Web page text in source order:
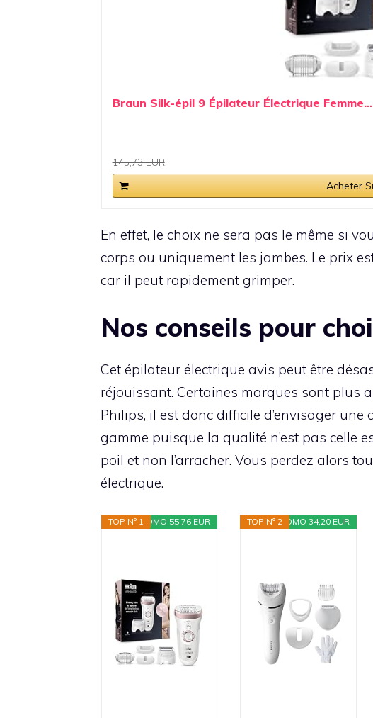
Braun Silk-épil 9 Épilateur Électrique Femme...
145,73 EUR
Acheter
En effet, le choix ne sera pas le même si
corps ou uniquement les jambes. Le prix
car il peut rapidement grimper.
Nos conseils pour
Cet épilateur électrique avis peut être
réjouissant. Certaines marques sont plus
Philips, il est donc difficile d’envisager une
gamme puisque la qualité n’est pas celle
poil et non l’arracher. Vous perdez alors
électrique.
PROMO 55,76 EUR
TOP N° 1 PROMO 34,20 EUR
TOP N° 2